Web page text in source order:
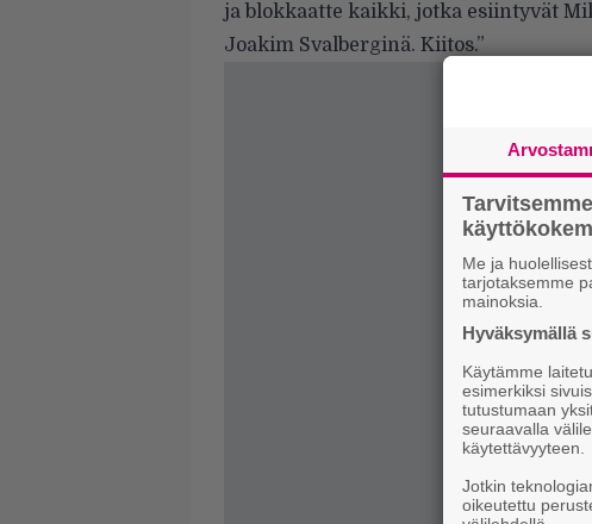
ja blokkaatte kaikki, jotka esiintyvät
Joakim Svalberginä. Kiitos.”
Me ja
tarjotaksemme
mainoksia.
Hyväksymällä
Käytämme
esimerkiksi
tutustumaan
seuraavalla
käytettävyyteen.
Jotkin
oikeutettu